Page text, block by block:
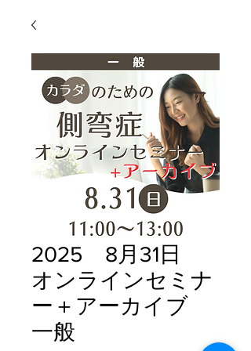
2025 8月31日
オンラインセミナ
ー＋アーカイブ
一般